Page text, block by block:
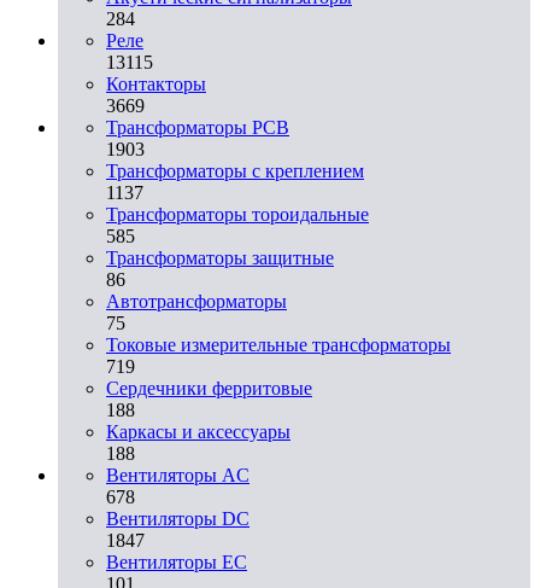
284
Реле
13115
Контакторы
3669
Трансформаторы PCB
1903
Трансформаторы с креплением
1137
Трансформаторы тороидальные
585
Трансформаторы защитные
86
Автотрансформаторы
75
Токовые измерительные трансформаторы
719
Сердечники ферритовые
188
Каркасы и аксессуары
188
Вентиляторы AC
678
Вентиляторы DC
1847
Вентиляторы EC
101